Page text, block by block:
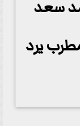
سعد
يرد